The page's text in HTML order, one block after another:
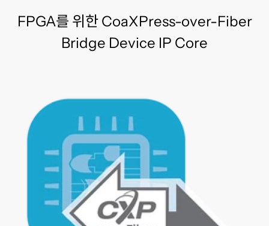
FPGA를 위한 CoaXPress-over-Fiber
Bridge Device IP Core